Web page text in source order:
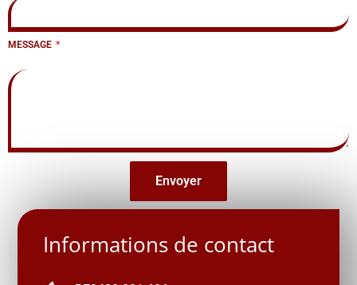
Informations de contact
MESSAGE
Envoyer